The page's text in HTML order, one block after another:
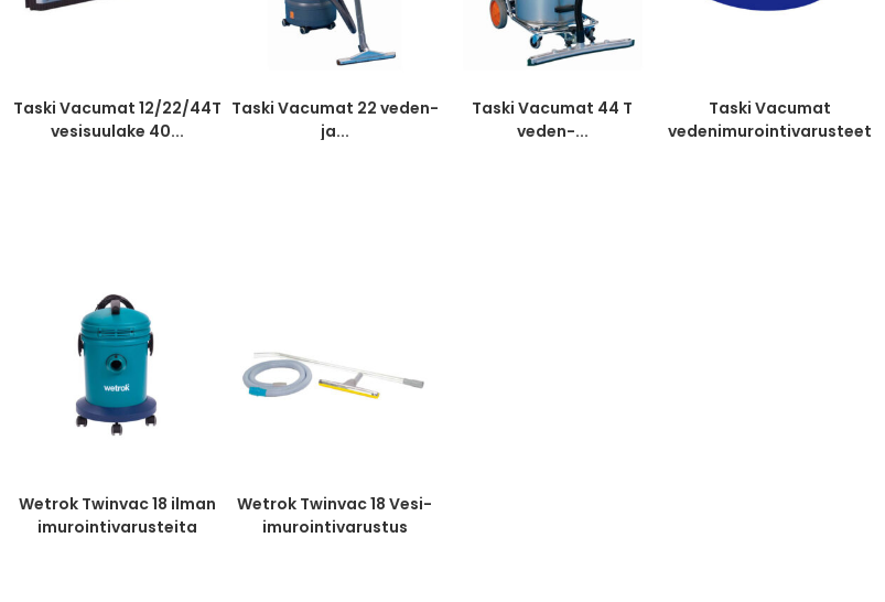
Taski Vacumat 12/22/44T
vesisuulake 40...
Taski Vacumat 22 veden-
ja...
Taski Vacumat 44 T
veden-...
Taski Vacumat
vedenimurointivarusteet
Wetrok Twinvac 18 ilman
imurointivarusteita
Wetrok Twinvac 18 Vesi-
imurointivarustus